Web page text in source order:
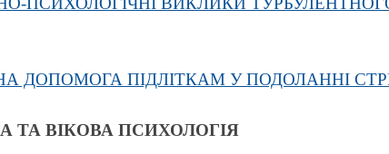
ДОПОМОГА ПІДЛІТКАМ У ПОДОЛАННІ
ТА ВІКОВА ПСИХОЛОГІЯ